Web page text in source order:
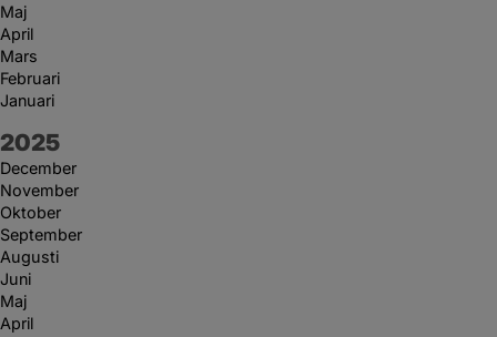
Maj
April
Mars
Februari
Januari
År:
2025
December
November
Oktober
September
Augusti
Juni
Maj
April